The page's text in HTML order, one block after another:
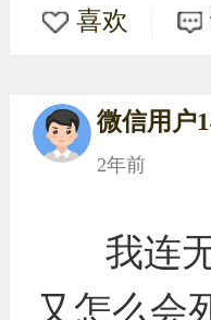
喜欢
微信用户
2年前
我连
又怎么会